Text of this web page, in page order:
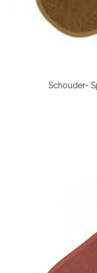
Schouder-